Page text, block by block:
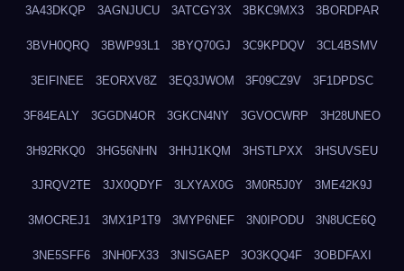
3A43DKQP 3AGNJUCU 3ATCGY3X 3BKC9MX3 3BORDPAR
3BVH0QRQ 3BWP93L1 3BYQ70GJ 3C9KPDQV 3CL4BSMV
3EIFINEE 3EORXV8Z 3EQ3JWOM 3F09CZ9V 3F1DPDSC
3F84EALY 3GGDN4OR 3GKCN4NY 3GVOCWRP 3H28UNEO
3H92RKQ0 3HG56NHN 3HHJ1KQM 3HSTLPXX 3HSUVSEU
3JRQV2TE 3JX0QDYF 3LXYAX0G 3M0R5J0Y 3ME42K9J
3MOCREJ1 3MX1P1T9 3MYP6NEF 3N0IPODU 3N8UCE6Q
3NE5SFF6 3NH0FX33 3NISGAEP 3O3KQQ4F 3OBDFAXI